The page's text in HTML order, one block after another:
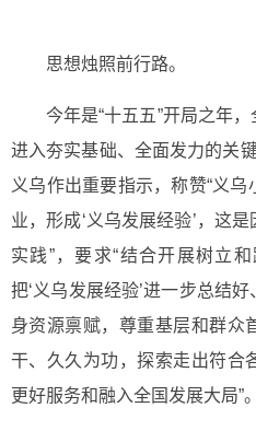
思想烛照前行路。
今年是“十五五”开局之年
进入夯实基础、全面发力的关
义乌作出重要指示，称赞“义
业，形成‘义乌发展经验’，这
实践”，要求“结合开展树立
把‘义乌发展经验’进一步总结
身资源禀赋，尊重基层和群众
干、久久为功，探索走出符合
更好服务和融入全国发展大局”。